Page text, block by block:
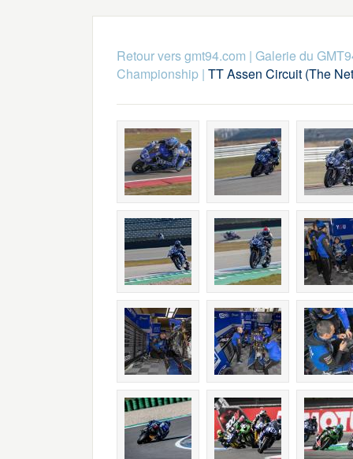
Retour vers gmt94.com | Galerie du
Championship| TT Assen Circuit (The